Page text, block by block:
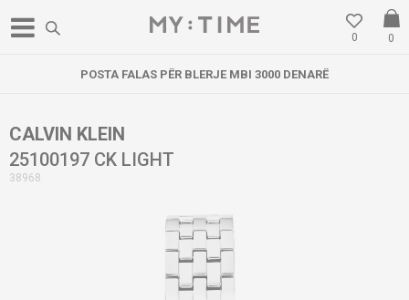
0
0
POSTA FALAS PËR BLERJE MBI 3000 DENARË
CALVIN KLEIN
25100197 CK LIGHT
38968